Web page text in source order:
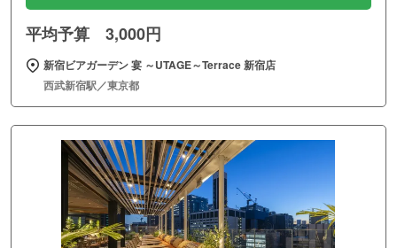
平均予算 3,000円
新宿ビアガーデン 宴 ～UTAGE～Terrace 新宿店
西武新宿駅／東京都